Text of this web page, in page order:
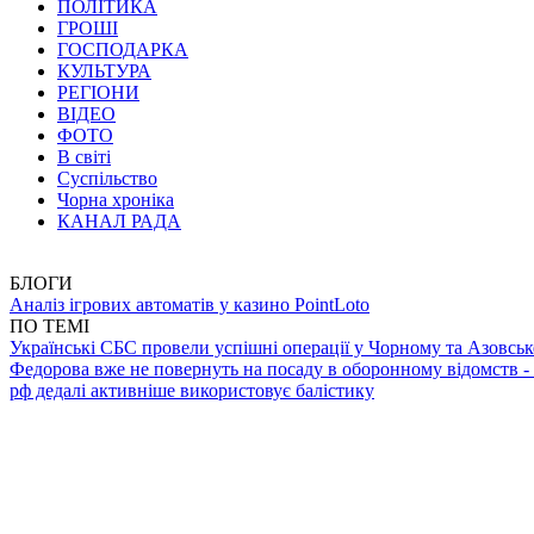
ПОЛІТИКА
ГРОШІ
ГОСПОДАРКА
КУЛЬТУРА
РЕГІОНИ
ВІДЕО
ФОТО
В світі
Суспільство
Чорна хроніка
КАНАЛ РАДА
БЛОГИ
Аналіз ігрових автоматів у казино PointLoto
ПО ТЕМІ
Українські СБС провели успішні операції у Чорному та
Федорова вже не повернуть на посаду в оборонному відомств -
рф дедалі активніше використовує балістику